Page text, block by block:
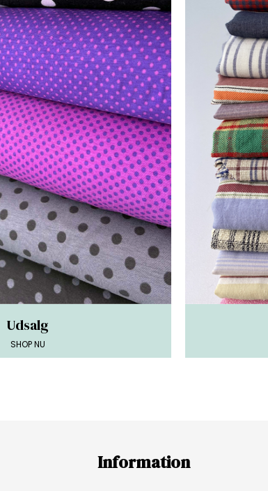
Udsalg
SHOP NU
Information